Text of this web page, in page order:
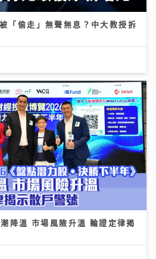
「偷走」無聲無息？中大教授拆
降溫 市場風險升溫 輪證定律揭